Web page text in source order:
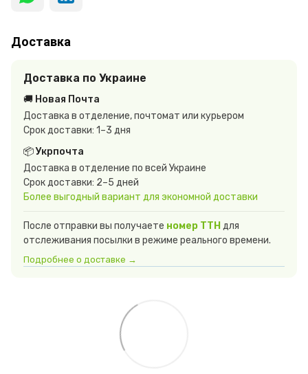
Доставка
Доставка по Украине
🚚 Новая Почта
Доставка в отделение, почтомат или курьером
Срок доставки: 1–3 дня
📦 Укрпочта
Доставка в отделение по всей Украине
Срок доставки: 2–5 дней
Более выгодный вариант для экономной доставки
После отправки вы получаете номер ТТН для
отслеживания посылки в режиме реального времени.
Подробнее о доставке →